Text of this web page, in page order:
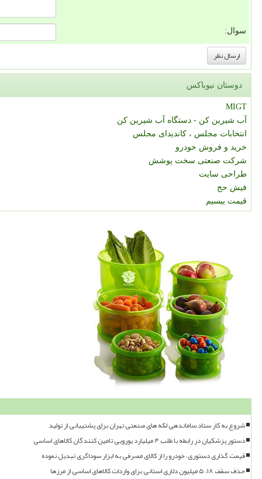
سوال:
دوستان نیوباکس
MIGT
آب شیرین کن - دستگاه آب شیرین کن
انتخابات مجلس ، کاندیدای مجلس
خرید و فروش خودرو
شرکت صنعتی سخت پوشش
طراحی سایت
فیش حج
قیمت بیسیم
شروع به کار ستاد ساماندهی لکه های صنعتی تهران برای پشتیبانی از تولید
دستور پزشکیان در رابطه با طلب ۴ میلیارد یورویی تامین کنندگان کالاهای اساسی
قیمت گذاری دستوری، خودرو را از کالای مصرفی به ابزار سوداگری تبدیل نموده
حذف سقف ۱۸، ۵ میلیون دلاری استانی برای واردات کالاهای اساسی از مرزها